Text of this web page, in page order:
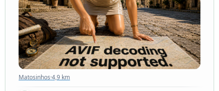
Matosinhos·4,9 km
Matosinhos·4,9 km